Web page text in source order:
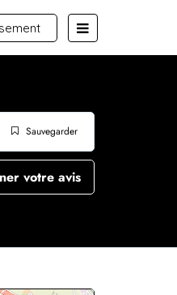
Sauvegarder
votre avis